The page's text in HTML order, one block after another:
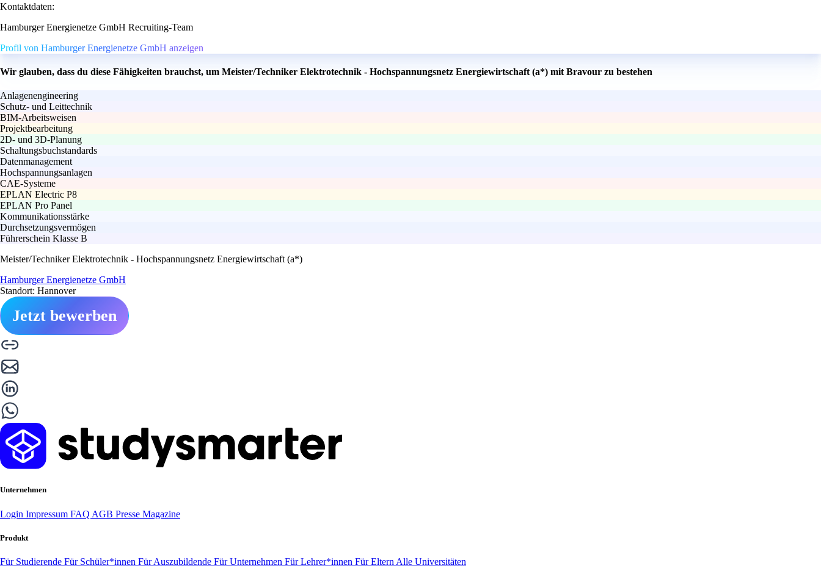
Kontaktdaten:
Hamburger Energienetze GmbH Recruiting-Team
Profil von Hamburger Energienetze GmbH anzeigen
Wir glauben, dass du diese Fähigkeiten brauchst, um Meister/Techniker Elektrotechnik - Hochspannungsnetz Energiewirtschaft (a*) mit Bravour zu bestehen
Anlagenengineering
Schutz- und Leittechnik
BIM-Arbeitsweisen
Projektbearbeitung
2D- und 3D-Planung
Schaltungsbuchstandards
Datenmanagement
Hochspannungsanlagen
CAE-Systeme
EPLAN Electric P8
EPLAN Pro Panel
Kommunikationsstärke
Durchsetzungsvermögen
Führerschein Klasse B
Meister/Techniker Elektrotechnik - Hochspannungsnetz Energiewirtschaft (a*)
Hamburger Energienetze GmbH
Standort: Hannover
Jetzt bewerben
Unternehmen
Login Impressum FAQ AGB Presse Magazine
Produkt
Für Studierende Für Schüler*innen Für Auszubildende Für Unternehmen Für Lehrer*innen Für Eltern Alle Universitäten